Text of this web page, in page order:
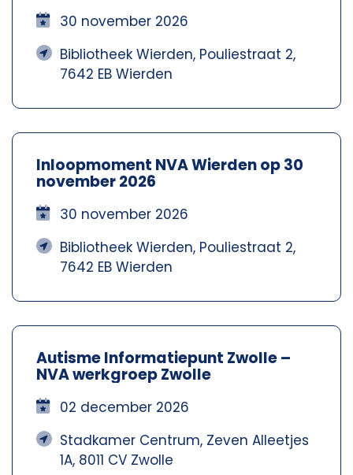
30 november 2026
Bibliotheek Wierden, Pouliestraat 2,
7642 EB Wierden
Inloopmoment NVA Wierden op 30
november 2026
30 november 2026
Bibliotheek Wierden, Pouliestraat 2,
7642 EB Wierden
Autisme Informatiepunt Zwolle –
NVA werkgroep Zwolle
02 december 2026
Stadkamer Centrum, Zeven Alleetjes
1A, 8011 CV Zwolle